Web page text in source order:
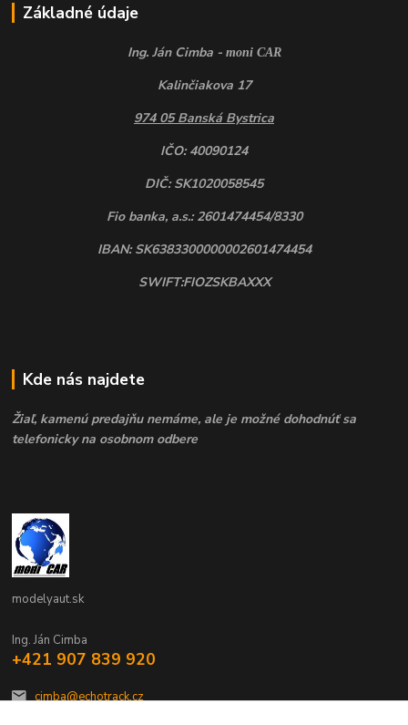
Základné údaje
Ing. Ján Cimba - moni CAR
Kalinčiakova 17
974 05 Banská Bystrica
IČO: 40090124
DIČ: SK1020058545
Fio banka, a.s.: 2601474454/8330
IBAN: SK6383300000002601474454
SWIFT:FIOZSKBAXXX
Kde nás najdete
Žiaľ, kamenú predajňu nemáme, ale je možné dohodnúť sa
telefonicky na osobnom odbere
modelyaut.sk
Ing. Ján Cimba
+421 907 839 920
cimba@echotrack.cz